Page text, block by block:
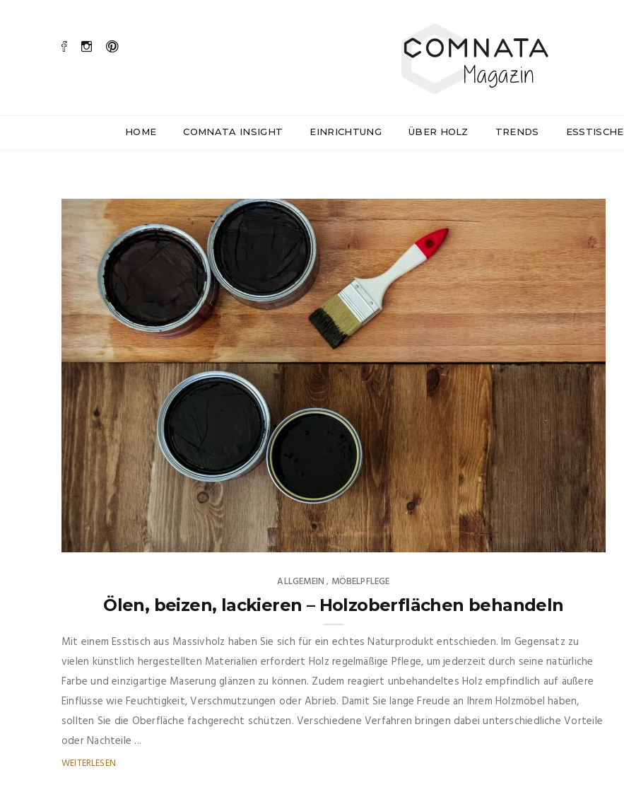
HOME COMNATA INSIGHT EINRICHTUNG ÜBER HOLZ TRENDS ESSTISCHE
ALLGEMEIN , MÖBELPFLEGE
Ölen, beizen, lackieren – Holzoberflächen behandeln
Mit einem Esstisch aus Massivholz haben Sie sich für ein echtes Naturprodukt entschieden. Im Gegensatz zu
vielen künstlich hergestellten Materialien erfordert Holz regelmäßige Pflege, um jederzeit durch seine natürliche
Farbe und einzigartige Maserung glänzen zu können. Zudem reagiert unbehandeltes Holz empfindlich auf äußere
Einflüsse wie Feuchtigkeit, Verschmutzungen oder Abrieb. Damit Sie lange Freude an Ihrem Holzmöbel haben,
sollten Sie die Oberfläche fachgerecht schützen. Verschiedene Verfahren bringen dabei unterschiedliche Vorteile
oder Nachteile ...
WEITERLESEN